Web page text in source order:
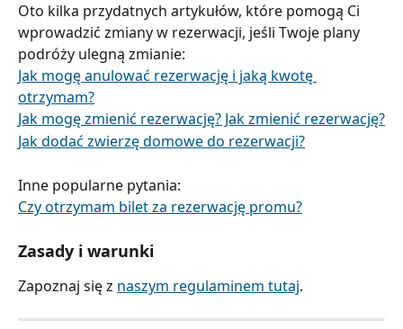
Oto kilka przydatnych artykułów, które pomogą Ci
wprowadzić zmiany w rezerwacji, jeśli Twoje plany
podróży ulegną zmianie:
Jak mogę anulować rezerwację i jaką kwotę
otrzymam?
Jak mogę zmienić rezerwację? Jak zmienić rezerwację?
Jak dodać zwierzę domowe do rezerwacji?
Inne popularne pytania:
Czy otrzymam bilet za rezerwację promu?
Zasady i warunki
Zapoznaj się z naszym regulaminem tutaj.